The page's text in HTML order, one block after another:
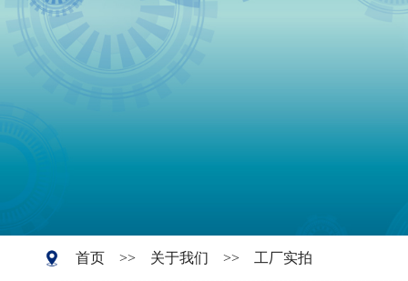
首页>> 关于我们 >> 工厂实拍